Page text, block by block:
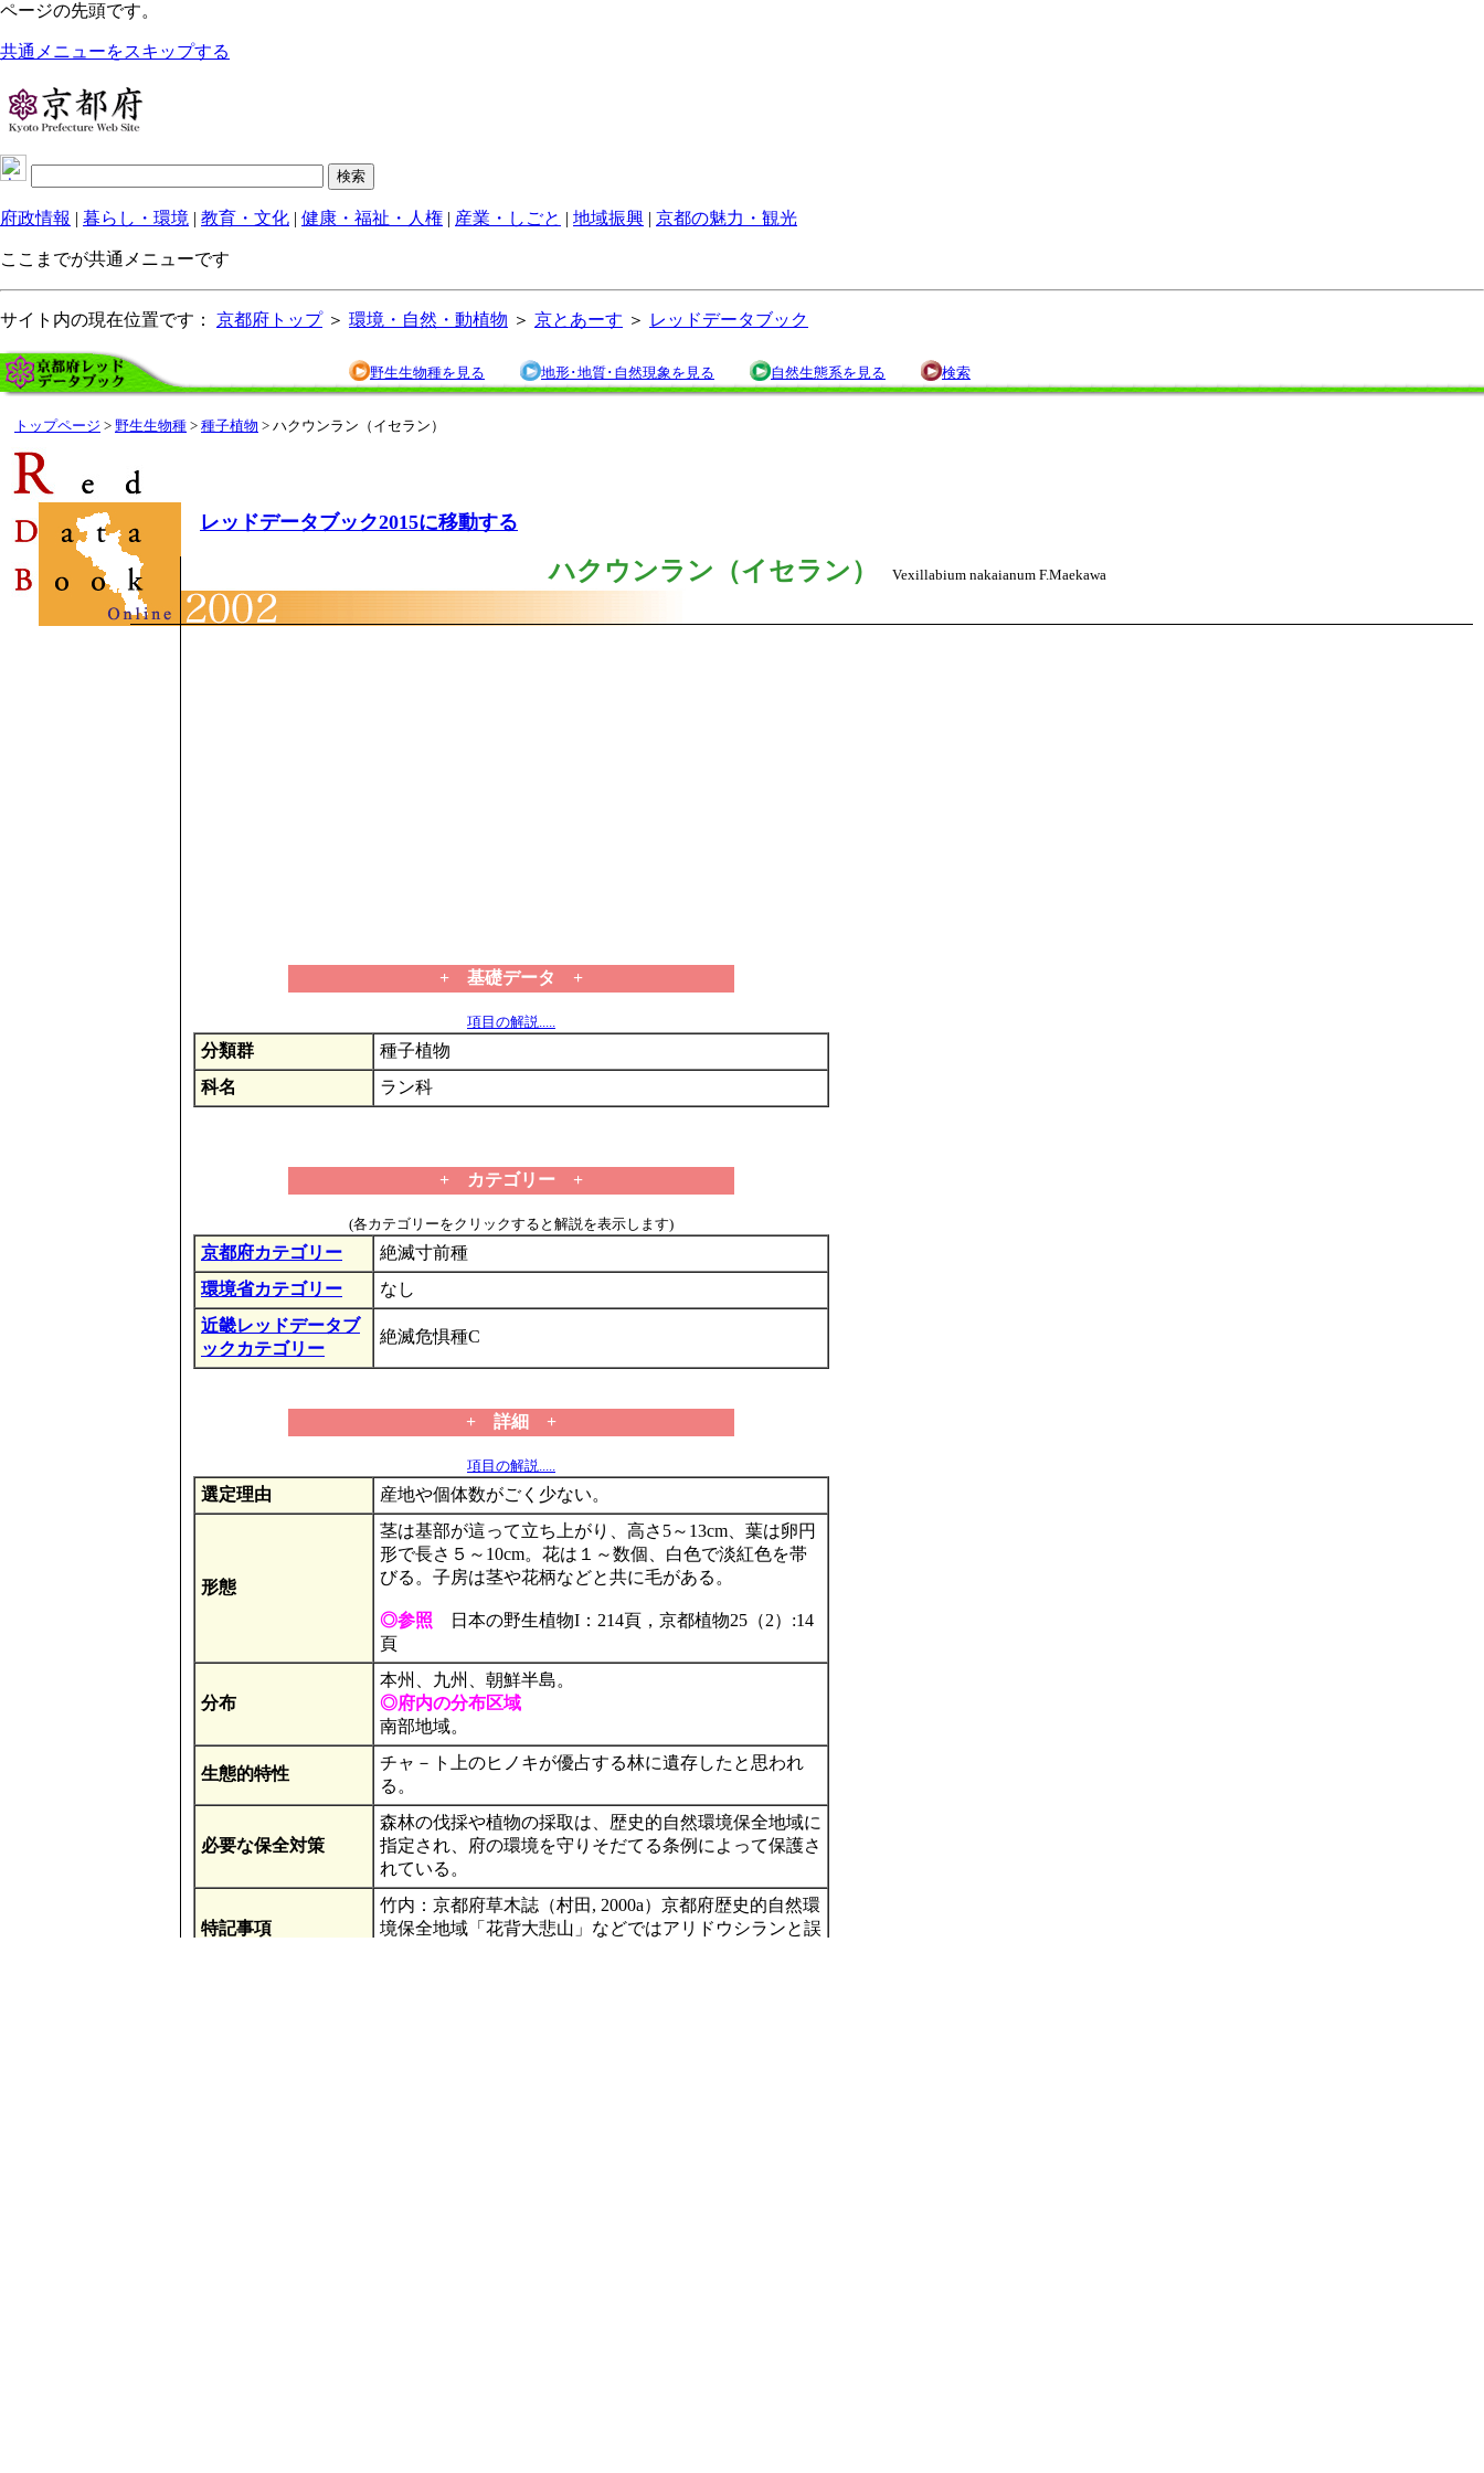
ページの先頭です。
共通メニューをスキップする
府政情報 | 暮らし・環境 | 教育・文化 | 健康・福祉・人権 | 産業・しごと | 地域振興 | 京都の魅力・観光
ここまでが共通メニューです
サイト内の現在位置です： 京都府トップ＞ 環境・自然・動植物 ＞ 京とあーす ＞ レッドデータブック
野生生物種を見る 地形･地質･自然現象を見る 自然生態系を見る 検索
トップページ > 野生生物種 > 種子植物 > ハクウンラン（イセラン）
レッドデータブック2015に移動する
ハクウンラン（イセラン） Vexillabium nakaianum F.Maekawa
+ 基礎データ +
項目の解説.....
分類群
種子植物
科名
ラン科
+ カテゴリー +
(各カテゴリーをクリックすると解説を表示します)
京都府カテゴリー
絶滅寸前種
環境省カテゴリー
なし
近畿レッドデータブ
ックカテゴリー
絶滅危惧種C
+ 詳細 +
項目の解説.....
選定理由 産地や個体数がごく少ない。
形態
茎は基部が這って立ち上がり、高さ5～13cm、葉は卵円
形で長さ５～10cm。花は１～数個、白色で淡紅色を帯
びる。子房は茎や花柄などと共に毛がある。
◎参照 日本の野生植物I：214頁，京都植物25（2）:14
頁
分布
本州、九州、朝鮮半島。
◎府内の分布区域
南部地域。
生態的特性
チャ－ト上のヒノキが優占する林に遺存したと思われ
る。
必要な保全対策
森林の伐採や植物の採取は、歴史的自然環境保全地域に
指定され、府の環境を守りそだてる条例によって保護さ
れている。
特記事項
竹内：京都府草木誌（村田, 2000a）京都府歴史的自然環
境保全地域「花背大悲山」などではアリドウシランと誤